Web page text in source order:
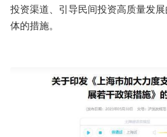
投资渠道、引导民间投资高质量发
体的措施。